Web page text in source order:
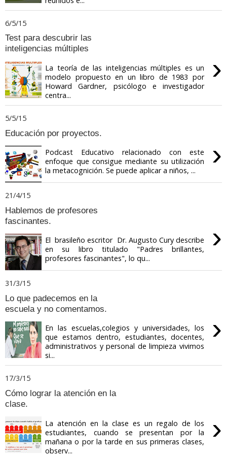
6/5/15
Test para descubrir las
inteligencias múltiples
›
La teoría de las inteligencias múltiples es un
modelo propuesto en un libro de 1983 por
Howard Gardner, psicólogo e investigador
centra...
5/5/15
Educación por proyectos.
›
Podcast Educativo relacionado con este
enfoque que consigue mediante su utilización
la metacognición. Se puede aplicar a niños, ...
21/4/15
Hablemos de profesores
fascinantes.
›
El brasileño escritor Dr. Augusto Cury describe
en su libro titulado "Padres brillantes,
profesores fascinantes", lo qu...
31/3/15
Lo que padecemos en la
escuela y no comentamos.
›
En las escuelas,colegios y universidades, los
que estamos dentro, estudiantes, docentes,
administrativos y personal de limpieza vivimos
si...
17/3/15
Cómo lograr la atención en la
clase.
›
La atención en la clase es un regalo de los
estudiantes, cuando se presentan por la
mañana o por la tarde en sus primeras clases,
observ...